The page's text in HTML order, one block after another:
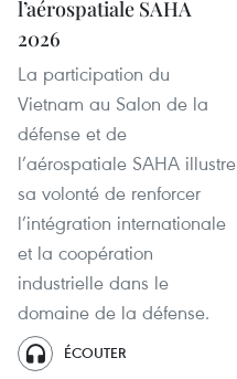
l’aérospatiale SAHA
2026
La participation du
Vietnam au Salon de la
défense et de
l’aérospatiale SAHA illustre
sa volonté de renforcer
l’intégration internationale
et la coopération
industrielle dans le
domaine de la défense.
ÉCOUTER